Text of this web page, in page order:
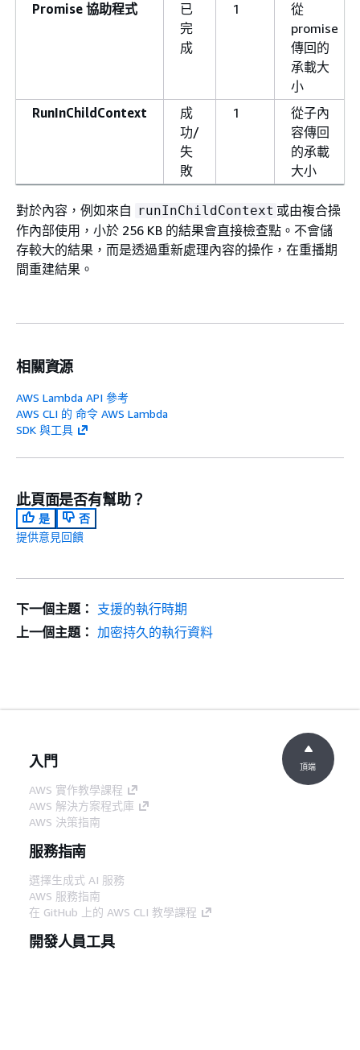
Promise 協助程式
已
完
成
1
從
promise
傳回的
承載大
小
RunInChildContext
成
功/
失
敗
1
從子內
容傳回
的承載
大小
對於內容，例如來自 runInChildContext 或由複合操
作內部使用，小於 256 KB 的結果會直接檢查點。不會儲
存較大的結果，而是透過重新處理內容的操作，在重播期
間重建結果。
相關資源
AWS Lambda API 參考
AWS CLI 的 命令 AWS Lambda
SDK 與工具
此頁面是否有幫助？
是
否
提供意見回饋
下一個主題： 支援的執行時期
上一個主題： 加密持久的執行資料
入門
AWS 實作教學課程
AWS 解決方案程式庫
AWS 決策指南
服務指南
選擇生成式 AI 服務
AWS 服務指南
在 GitHub 上的 AWS CLI 教學課程
開發人員工具
頂端